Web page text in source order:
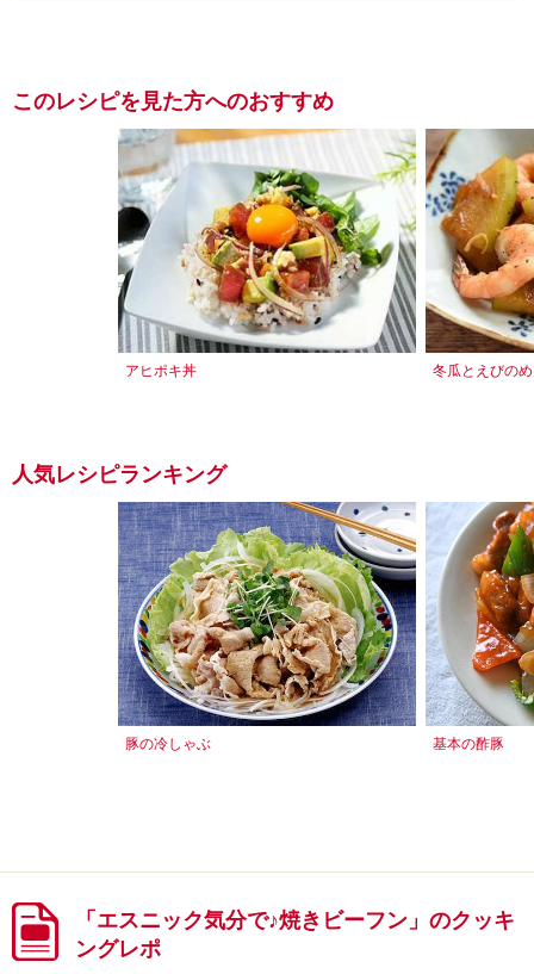
このレシピを見た方へのおすすめ
アヒポキ丼 冬瓜とえびの
人気レシピランキング
豚の冷しゃぶ 基本の酢豚
「エスニック気分で♪焼きビーフン」のクッキ
ングレポ